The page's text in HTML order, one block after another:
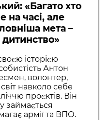
«Багато хто
на часі, але
мета –
історією
Антон
волонтер,
навколо себе
проєктів. Він
займається
армії та ВПО.